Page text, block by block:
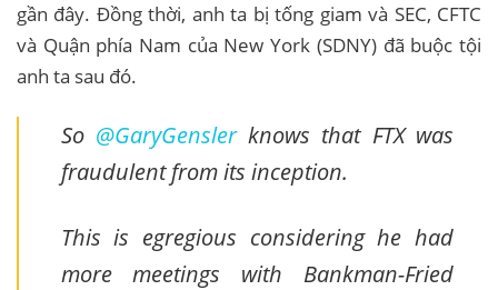
gần đây. Đồng thời, anh ta bị tống giam và SEC, CFTC
và Quận phía Nam của New York (SDNY) đã buộc tội
anh ta sau đó.
So @GaryGenslerknows that FTX was
fraudulent from its inception.
This is egregious considering he had
more meetings with Bankman-Fried